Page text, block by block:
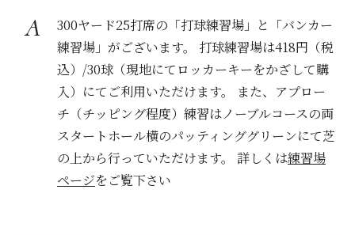
300ヤード25打席の「打球練習場」と「バンカー
練習場」がございます。 打球練習場は418円（税
込）/30球（現地にてロッカーキーをかざして購
入）にてご利用いただけます。 また、アプロー
チ（チッピング程度）練習はノーブルコースの両
スタートホール横のパッティンググリーンにて芝
の上から行っていただけます。 詳しくは練習場
ページをご覧下さい